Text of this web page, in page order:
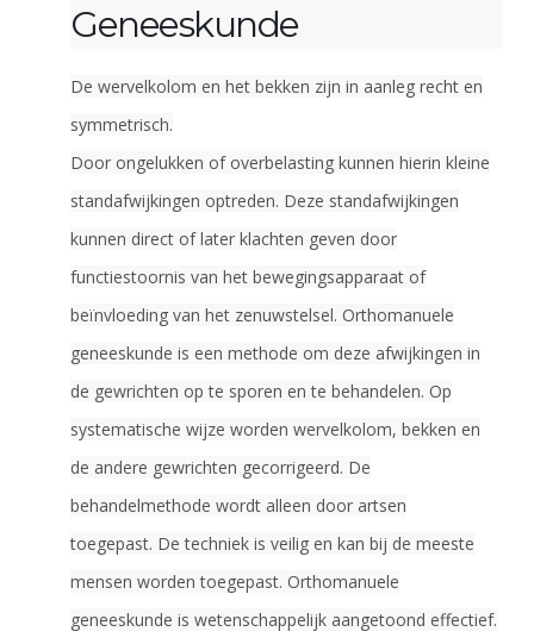
Geneeskunde
De wervelkolom en het bekken zijn in aanleg recht en
symmetrisch.
Door ongelukken of overbelasting kunnen hierin kleine
standafwijkingen optreden. Deze standafwijkingen
kunnen direct of later klachten geven door
functiestoornis van het bewegingsapparaat of
beïnvloeding van het zenuwstelsel. Orthomanuele
geneeskunde is een methode om deze afwijkingen in
de gewrichten op te sporen en te behandelen. Op
systematische wijze worden wervelkolom, bekken en
de andere gewrichten gecorrigeerd. De
behandelmethode wordt alleen door artsen
toegepast. De techniek is veilig en kan bij de meeste
mensen worden toegepast. Orthomanuele
geneeskunde is wetenschappelijk aangetoond effectief.